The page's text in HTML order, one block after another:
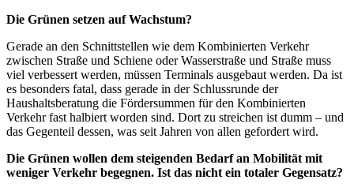
Die Grünen setzen auf Wachstum?
Gerade an den Schnittstellen wie dem Kombinierten Verkehr
zwischen Straße und Schiene oder Wasserstraße und Straße muss
viel verbessert werden, müssen Terminals ausgebaut werden. Da ist
es besonders fatal, dass gerade in der Schlussrunde der
Haushaltsberatung die Fördersummen für den Kombinierten
Verkehr fast halbiert worden sind. Dort zu streichen ist dumm – und
das Gegenteil dessen, was seit Jahren von allen gefordert wird.
Die Grünen wollen dem steigenden Bedarf an Mobilität mit
weniger Verkehr begegnen. Ist das nicht ein totaler Gegensatz?